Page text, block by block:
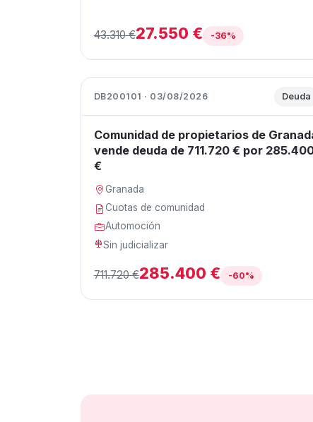
43.310 €27.550 € -36%
DB200101 · 03/08/2026 Deuda
Comunidad de propietarios de
vende deuda de 711.720 € por
€
Granada
Cuotas de comunidad
Automoción
Sin judicializar
711.720 €285.400 € -60%